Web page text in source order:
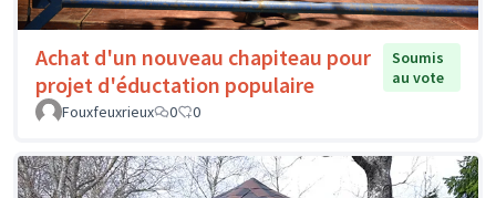
Achat d'un nouveau chapiteau pour
projet d'éductation populaire
Soumis
au vote
Fouxfeuxrieux
0 0